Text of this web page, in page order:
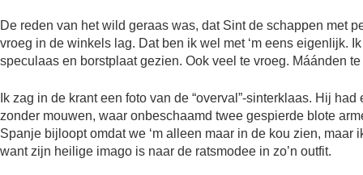
De reden van het wild geraas was, dat Sint de schappen met
vroeg in de winkels lag. Dat ben ik wel met ‘m eens eigenlijk.
speculaas en borstplaat gezien. Ook veel te vroeg. Máánden
Ik zag in de krant een foto van de “overval”-sinterklaas. Hij
zonder mouwen, waar onbeschaamd twee gespierde blote
Spanje bijloopt omdat we ‘m alleen maar in de kou zien,
want zijn heilige imago is naar de ratsmodee in zo’n outfit.